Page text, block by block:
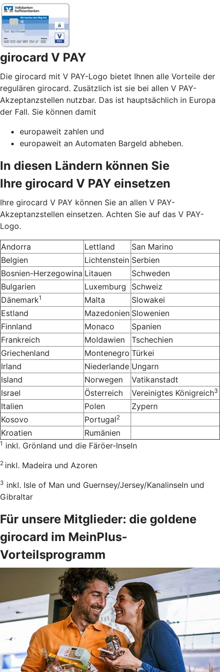
girocard V PAY
Die girocard mit V PAY-Logo bietet Ihnen alle Vorteile der
regulären girocard. Zusätzlich ist sie bei allen V PAY-
Akzeptanzstellen nutzbar. Das ist hauptsächlich in Europa
der Fall. Sie können damit
europaweit zahlen und
europaweit an Automaten Bargeld abheben.
In diesen Ländern können Sie
Ihre girocard V PAY einsetzen
Ihre girocard V PAY können Sie an allen V PAY-
Akzeptanzstellen einsetzen. Achten Sie auf das V PAY-
Logo.
Andorra Lettland
San Marino
Belgien
Lichtenstein Serbien
Bosnien-Herzegowina Litauen
Schweden
Bulgarien
Luxemburg
Schweiz
Dänemark1 Malta
Slowakei
Estland
Mazedonien Slowenien
Finnland
Monaco
Spanien
Frankreich
Moldawien
Tschechien
Griechenland
Montenegro Türkei
Irland
Niederlande Ungarn
Island
Norwegen
Vatikanstadt
Israel
Österreich Vereinigtes Königreich3
Italien Polen
Zypern
Kosovo
Portugal2
Kroatien Rumänien
1 inkl. Grönland und die Färöer-Inseln
2 inkl. Madeira und Azoren
3 inkl. Isle of Man und Guernsey/Jersey/Kanalinseln und
Gibraltar
Für unsere Mitglieder: die goldene
girocard im MeinPlus-
Vorteilsprogramm